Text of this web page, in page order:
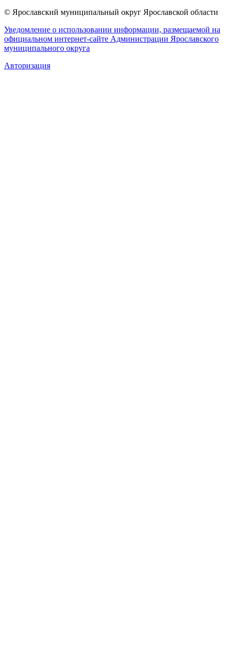
© Ярославский муниципальный округ Ярославской области
Уведомление о использовании информации, размещаемой на
официальном интернет-сайте Администрации Ярославского
муниципального округа
Авторизация